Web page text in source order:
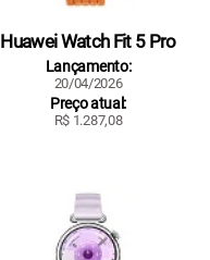
Huawei Watch Fit 5 Pro
Lançamento:
20/04/2026
Preço atual:
R$ 1.287,08